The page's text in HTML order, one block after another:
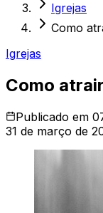
Igrejas
Como
Igrejas
Como
Publicado em
31 de março de